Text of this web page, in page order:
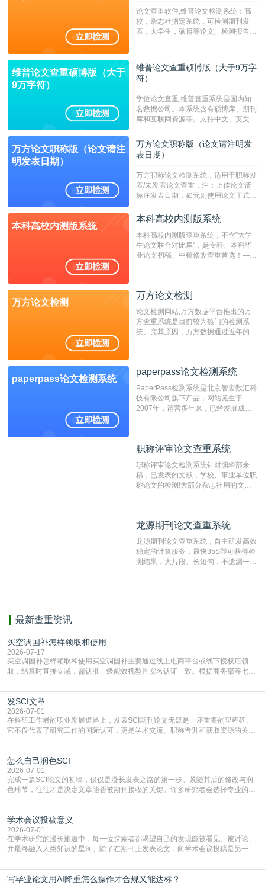
论文查重软件,维普论文检测系统：高
校，杂志社指定系统，可检测期刊发
表，大学生，硕博等论文。检测报告支
维普论文查重硕博版（大于
9万字符）
维普论文查重硕博版（大于9万字
符）
学位论文查重,维普查重系统是国内知
名数据公司。本系统含有硕博库、期刊
库和互联网资源等。支持中文、英文、
定院校！！！
万方论文职称版（论文请注
明发表日期）
万方论文职称版（论文请注明发
表日期）
万方职称论文检测系统，适用于职称发
表/未发表论文查重，注：上传论文请
标注发表日期，如无则使用论文正式发
成时间作为发表日期。
本科高校内测版系统
本科高校内测版系统
本科高校内测版查重系统，不含”大学
生论文联合对比库“，是专科、本科毕
业论文初稿、中稿修改查重首选！——
万方论文检测
万方论文检测
论文检测网站,万方数据平台推出的万
方查重系统是目前较为热门的检测系
统。究其原因，万方数据通过近年的发
非。其次，相对于知网而言，万方检测
重的推荐系统。
paperpass论文检测系统
paperpass论文检测系统
PaperPass检测系统是北京智齿数汇科
技有限公司旗下产品，网站诞生于
2007年，运营多年来，已经发展成为
检测速度快、精度高，市场反映良好。
职称评审论文查重系统
职称评审论文检测系统针对编辑部来
稿，已发表的文献，学校、事业单位职
称论文的检测!大部分杂志社用的文献
编辑部检测来稿和已发表的文献,检测
测时注意填写第一作者,才能排除已发
表文献复制比。（限制字符数1万）
龙源期刊论文查重系统
龙源期刊论文查重系统，自主研发高效
稳定的计算服务，最快35S即可获得检
测结果，大片段、长短句，不遗漏一处
最新查重资讯
买空调国补怎样领取和使用
2026-07-17
买空调国补怎样领取和使用买空调国补主要通过线上电商平台或线下授权店领
取，结算时直接立减‌，需认准一级能效机型且实名认证一致。根据商务部等七部
能领到补贴首选‌京东APP‌搜索专属口令(如【家电补贴1637】、【国补立省
4949】等，口令会随活动更新，以页面显示为准)进入补贴专场。淘宝/天猫也可
复制粘贴【8$FKFGgJq
发SCI文章
2026-07-01
在科研工作者的职业发展道路上，发表SCI期刊论文无疑是一座重要的里程碑。
它不仅代表了研究工作的国际认可，更是学术交流、职称晋升和获取资源的关键
战与困惑。从选题立意到投稿回应，每一步都需要精心的策略与扎实的工作。本
篇AEIC学术交流中心小编就为大家介绍“发SCI文章”。一、精准定位是成功的第
一步发表SCI文章，首要解决的问题是“投
怎么自己润色SCI
2026-07-01
完成一篇SCI论文的初稿，仅仅是漫长发表之路的第一步。紧随其后的修改与润
色环节，往往才是决定文章能否被期刊接收的关键。许多研究者会选择专业的语
质量，更能在此过程中深化对学术写作的理解。如何系统、高效地打磨自己的论
文，使其在语言和学术表达上更符合国际期刊的要求，是每位研究者值得投入学
习的技能。本篇AEIC学术交流中心小编就为大家介
学术会议投稿意义
2026-07-01
在学术研究的漫长旅途中，每一位探索者都渴望自己的发现能被看见、被讨论、
并最终融入人类知识的星河。除了在期刊上发表论文，向学术会议投稿是另一个
广阔学术天地的大门，连接着个体研究与社会网络。本篇AEIC学术交流中心小编
就为大家介绍“学术会议投稿意义”。一、加速研究成果的传播与反馈学术会议通
写毕业论文用AI降重怎么操作才合规又能达标？